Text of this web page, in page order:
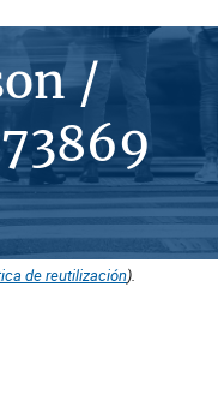
/
de reutilización).